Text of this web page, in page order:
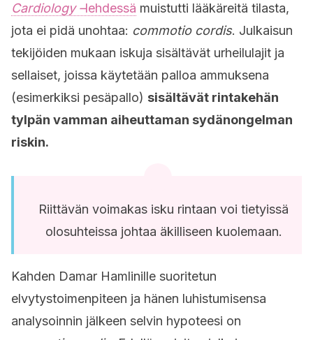
Cardiology –lehdessä muistutti lääkäreitä tilasta,
jota ei pidä unohtaa: commotio cordis. Julkaisun
tekijöiden mukaan iskuja sisältävät urheilulajit ja
sellaiset, joissa käytetään palloa ammuksena
(esimerkiksi pesäpallo) sisältävät rintakehän
tylpän vamman aiheuttaman sydänongelman
riskin.
Riittävän voimakas isku rintaan voi tietyissä
olosuhteissa johtaa äkilliseen kuolemaan.
Kahden Damar Hamlinille suoritetun
elvytystoimenpiteen ja hänen luhistumisensa
analysoinnin jälkeen selvin hypoteesi on